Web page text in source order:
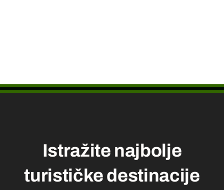
Istražite najbolje
turističke destinacije